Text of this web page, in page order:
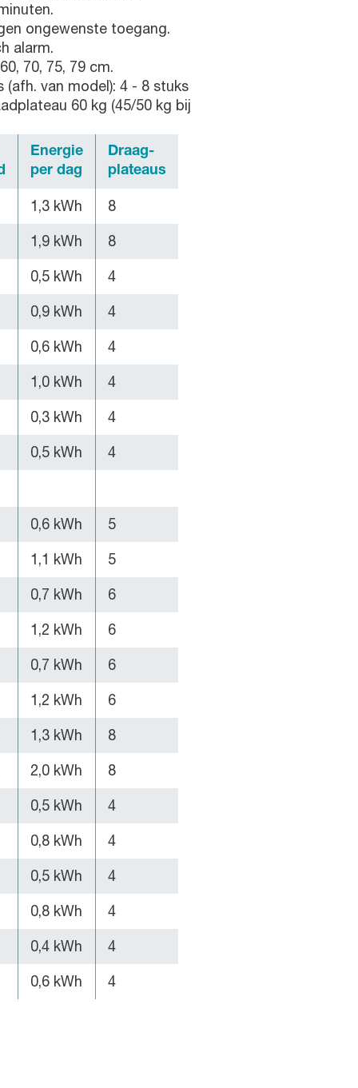
ongewenste toegang.
alarm.
70, 75, 79 cm.
van model): 4 - 8 stuks
60 kg (45/50 kg bij
Energie
per dag
Draag-
plateaus
1,3 kWh 8
1,9 kWh 8
0,5 kWh 4
0,9 kWh 4
0,6 kWh 4
1,0 kWh 4
0,3 kWh 4
0,5 kWh 4
0,6 kWh 5
1,1 kWh 5
0,7 kWh 6
1,2 kWh 6
0,7 kWh 6
1,2 kWh 6
1,3 kWh 8
2,0 kWh 8
0,5 kWh 4
0,8 kWh 4
0,5 kWh 4
0,8 kWh 4
0,4 kWh 4
0,6 kWh 4